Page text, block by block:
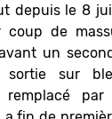
depuis le 8
coup de
un
sur
remplacé